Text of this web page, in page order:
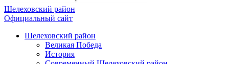
Шелеховский район
Официальный сайт
Шелеховский район
Великая Победа
История